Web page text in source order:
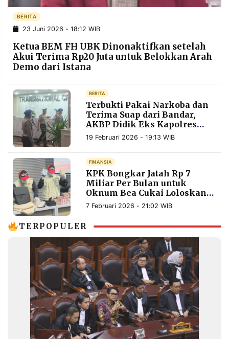
INFORMASI
IKLAN
KIRIM
PENGADUAN TERM
OF
SERVICE
IKUTI
KAMI
PT.
RESOLUSI
MEDIA
Resolusi.co
RESOLUSI
MEDIA
PRAMUDITA
BERITA
23 Juni 2026 - 18:12 WIB
Ketua BEM FH UBK Dinonaktifkan setelah
Akui Terima Rp20 Juta untuk Belokkan Arah
Demo dari Istana
BERITA
Terbukti Pakai Narkoba dan
Terima Suap dari Bandar,
AKBP Didik Eks Kapolres
Bima Resmi Dipecat dari
19 Februari 2026 - 19:13 WIB
FINANSIA
KPK Bongkar Jatah Rp 7
Miliar Per Bulan untuk
Oknum Bea Cukai Loloskan
Barang Palsu
7 Februari 2026 - 21:02 WIB
TERPOPULER